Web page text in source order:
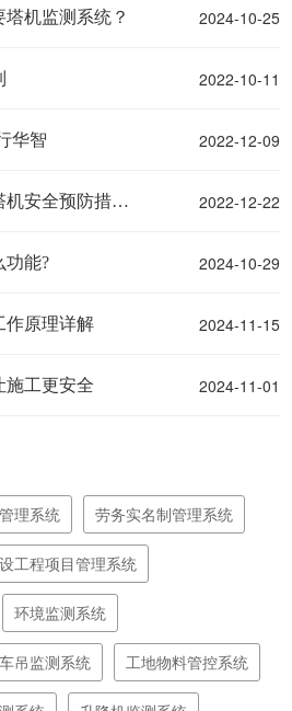
机监测系统？ 2024-10-25
2022-10-11
华智 2022-12-09
塔机监测系统：这四点塔机安全预防措施要记牢！ 2022-12-22
功能? 2024-10-29
作原理详解 2024-11-15
施工更安全 2024-11-01
理系统 劳务实名制管理系统
工程项目管理系统
环境监测系统
吊监测系统 工地物料管控系统